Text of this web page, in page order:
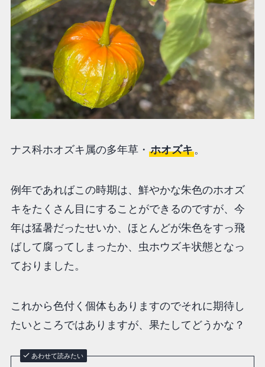
ナス科ホオズキ属の多年草・ ホオズキ。
例年であればこの時期は、鮮やかな朱色のホオズ
キをたくさん目にすることができるのですが、今
年は猛暑だったせいか、ほとんどが朱色をすっ飛
ばして腐ってしまったか、虫ホウズキ状態となっ
ておりました。
これから色付く個体もありますのでそれに期待し
たいところではありますが、果たしてどうかな？
あわせて読みたい